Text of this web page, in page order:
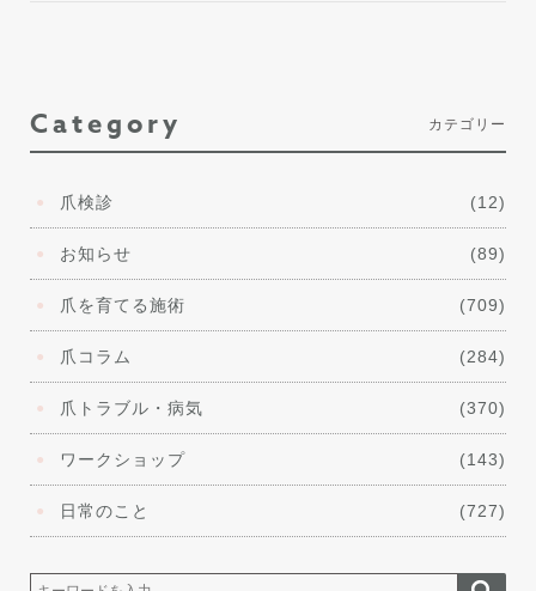
Category カテゴリー
爪検診 (12)
お知らせ (89)
爪を育てる施術 (709)
爪コラム (284)
爪トラブル・病気 (370)
ワークショップ (143)
日常のこと (727)